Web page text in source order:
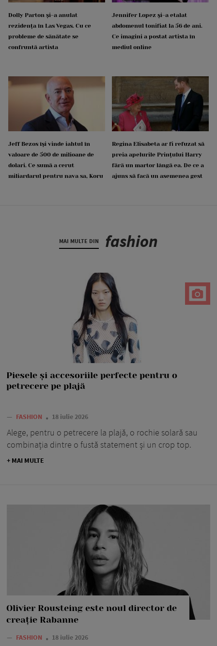
Dolly Parton și-a anulat
rezidența în Las Vegas. Cu ce
probleme de sănătate se
confruntă artista
Jennifer Lopez și-a etalat
abdomenul tonifiat la 56 de ani.
Ce imagini a postat artista în
mediul online
Jeff Bezos își vinde iahtul în
valoare de 500 de milioane de
dolari. Ce sumă a cerut
miliardarul pentru nava sa, Koru
Regina Elisabeta ar fi refuzat să
preia apelurile Prințului Harry
fără un martor lângă ea. De ce a
ajuns să facă un asemenea gest
MAI MULTE DIN fashion
Piesele și accesoriile perfecte pentru o
petrecere pe plajă
— FASHION 18 iulie 2026
Alege, pentru o petrecere la plajă, o rochie solară sau
combinația dintre o fustă statement și un crop top.
+ MAI MULTE
Olivier Rousteing este noul director de
creație Rabanne
— FASHION 18 iulie 2026